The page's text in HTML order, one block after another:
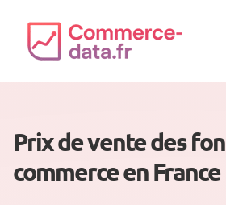
contenu
Prix de vente des
commerce en France